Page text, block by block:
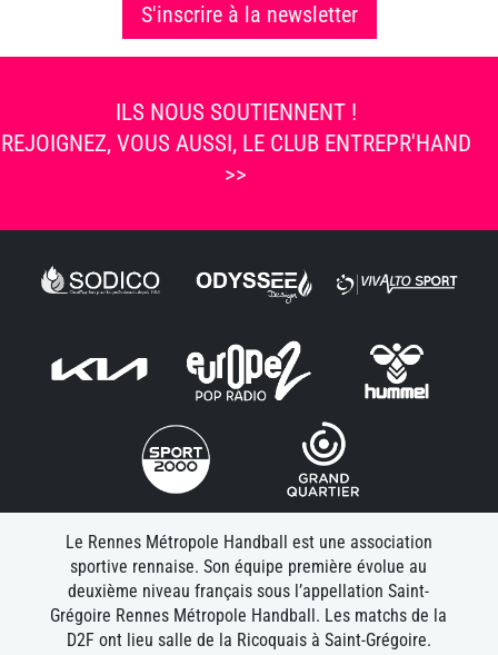
S'inscrire à la newsletter
ILS NOUS SOUTIENNENT !
REJOIGNEZ, VOUS AUSSI, LE CLUB ENTREPR'HAND
>>
Le Rennes Métropole Handball est une association
sportive rennaise. Son équipe première évolue au
deuxième niveau français sous l’appellation Saint-
Grégoire Rennes Métropole Handball. Les matchs de la
D2F ont lieu salle de la Ricoquais à Saint-Grégoire.